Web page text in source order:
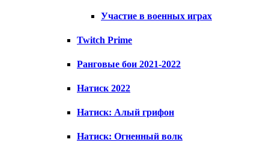
Участие в военных играх
Twitch Prime
Ранговые бои 2021-2022
Натиск 2022
Натиск: Алый грифон
Натиск: Огненный волк